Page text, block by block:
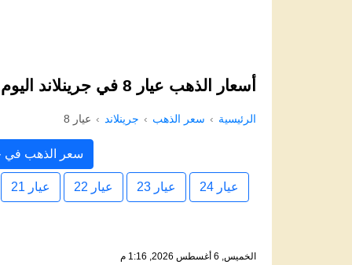
أسعار الذهب عيار 8 في جرينلاند اليوم
الرئيسية سعر الذهب جرينلاند عيار 8
سعر الذهب في
عيار 24 عيار 23 عيار 22 عيار 21
الخميس, 6 أغسطس 2026, 1:16 م